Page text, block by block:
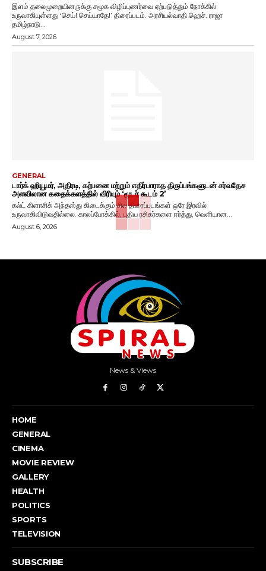
இளம் தலைமுறையினருக்கு சமூக விழிப்புணர்வை ஏற்படுத்தும் நோக்கில்
உருவாகியுள்ளது ‘செய்! செய்யாதே!’ திரைப்படம். அரசியல்வாதி ஹெச். ராஜா
தமிழ்நாடு...
August 7, 2026
GENERAL
டார்க் ஹியூமர், அதிரடி, கற்பனை மற்றும் எதிர்பாராத திருப்பங்களுடன் சர்வதேச
அளவிலான கதைக்களத்தில் விரியும் ‘மூடர் கூடம் 2’
கல்ட் கிளாசிக் அந்தஸ்து கிடைக்கும் சில திரைப்படங்கள் ஒரே இரவில்
உருவாகிவிடுவதில்லை. காலப்போக்கில், புதிய ரசிகர்களை ஈர்த்து, வெளியான...
August 6, 2026
News & Views
HOME
GENERAL
CINEMA
MOVIE REVIEW
GALLERY
HEALTH
POLITICS
SPORTS
TELEVISION
SUBSCRIBE